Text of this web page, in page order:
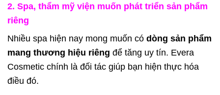
2. Spa, thẩm mỹ viện muốn phát triển sản phẩm
riêng
Nhiều spa hiện nay mong muốn có dòng sản phẩm
mang thương hiệu riêng để tăng uy tín. Evera
Cosmetic chính là đối tác giúp bạn hiện thực hóa
điều đó.